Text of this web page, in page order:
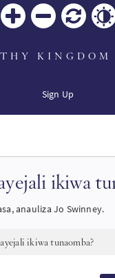
THY KINGDOM
Sign Up
ikiwa
anauliza Jo Swinney.
ikiwa tunaomba?